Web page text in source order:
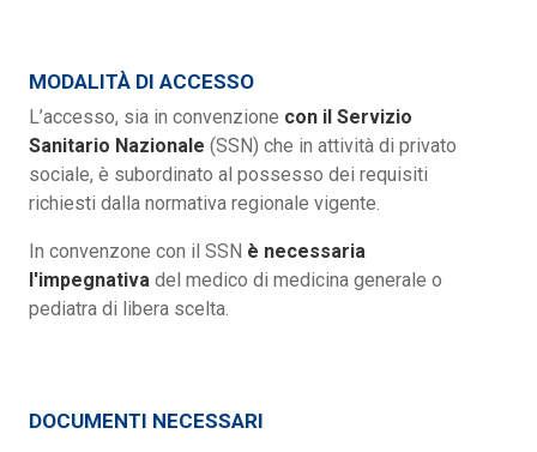
MODALITÀ DI ACCESSO
L’accesso, sia in convenzione con il Servizio
Sanitario Nazionale (SSN) che in attività di privato
sociale, è subordinato al possesso dei requisiti
richiesti dalla normativa regionale vigente.
In convenzone con il SSN è necessaria
l'impegnativa del medico di medicina generale o
pediatra di libera scelta.
DOCUMENTI NECESSARI